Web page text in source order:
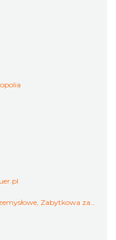
, Zabytkowa zabudowa